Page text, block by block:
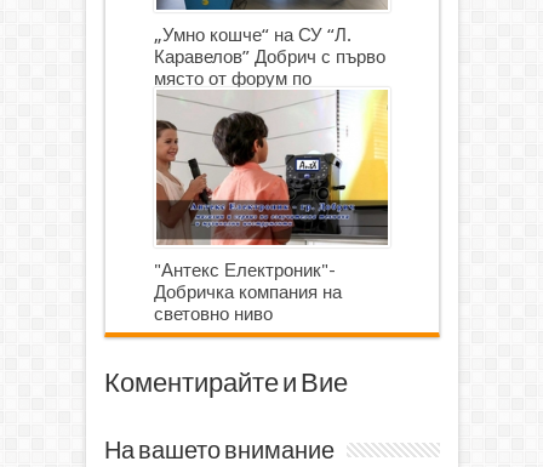
„Умно кошче“ на СУ “Л.
Каравелов” Добрич с първо
място от форум по
роботика
"Антекс Електроник"-
Добричка компания на
световно ниво
Коментирайте и Вие
На вашето внимание